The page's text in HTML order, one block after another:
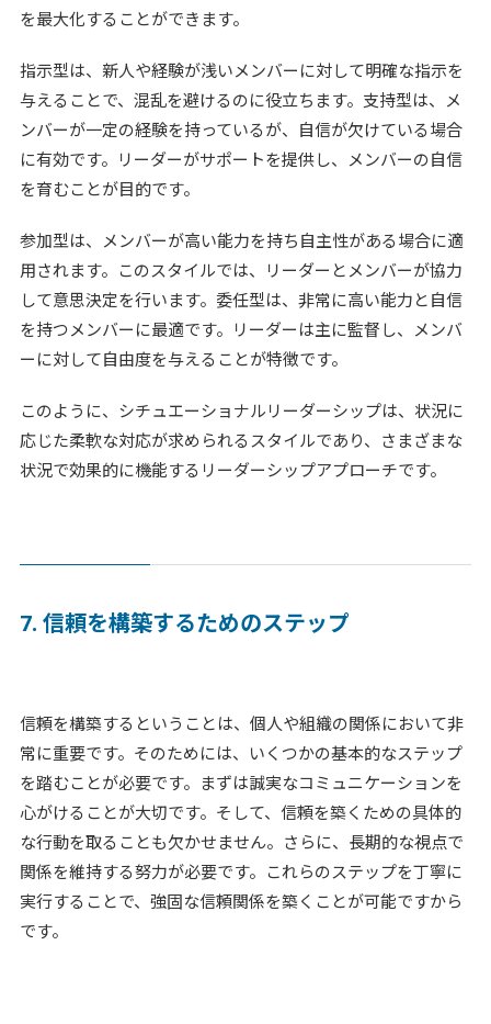
を最大化することができます。
指示型は、新人や経験が浅いメンバーに対して明確な指示を
与えることで、混乱を避けるのに役立ちます。支持型は、メ
ンバーが一定の経験を持っているが、自信が欠けている場合
に有効です。リーダーがサポートを提供し、メンバーの自信
を育むことが目的です。
参加型は、メンバーが高い能力を持ち自主性がある場合に適
用されます。このスタイルでは、リーダーとメンバーが協力
して意思決定を行います。委任型は、非常に高い能力と自信
を持つメンバーに最適です。リーダーは主に監督し、メンバ
ーに対して自由度を与えることが特徴です。
このように、シチュエーショナルリーダーシップは、状況に
応じた柔軟な対応が求められるスタイルであり、さまざまな
状況で効果的に機能するリーダーシップアプローチです。
7. 信頼を構築するためのステップ
信頼を構築するということは、個人や組織の関係において非
常に重要です。そのためには、いくつかの基本的なステップ
を踏むことが必要です。まずは誠実なコミュニケーションを
心がけることが大切です。そして、信頼を築くための具体的
な行動を取ることも欠かせません。さらに、長期的な視点で
関係を維持する努力が必要です。これらのステップを丁寧に
実行することで、強固な信頼関係を築くことが可能ですから
です。